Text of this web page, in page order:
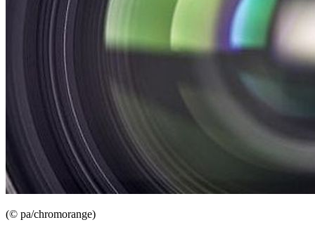
(© pa/chromorange)